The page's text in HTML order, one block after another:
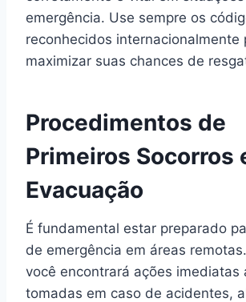
emergência. Use sempre os
reconhecidos internacionalmente
maximizar suas chances de
Procedimentos de
Primeiros Socorros
Evacuação
É fundamental estar preparado
de emergência em áreas
você encontrará ações imediatas
tomadas em caso de acidentes,